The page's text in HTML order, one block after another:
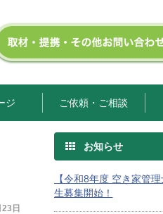
ジ ご依頼・ご相談
日
お知らせ
【令和8年度 空き家管
生募集開始！